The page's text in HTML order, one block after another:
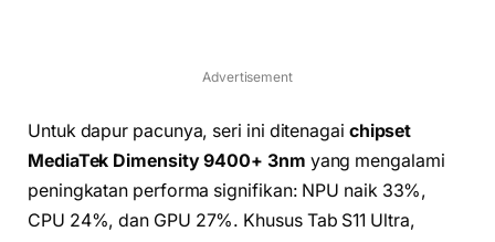
Advertisement
Untuk dapur pacunya, seri ini ditenagai chipset
MediaTek Dimensity 9400+ 3nm yang mengalami
peningkatan performa signifikan: NPU naik 33%,
CPU 24%, dan GPU 27%. Khusus Tab S11 Ultra,